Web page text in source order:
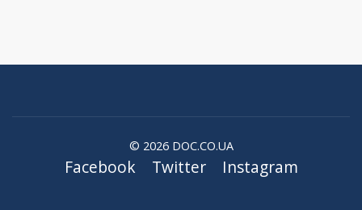
© 2026 DOC.CO.UA
Facebook Twitter Instagram